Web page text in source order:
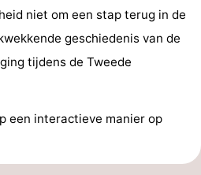
niet om een stap terug in de
geschiedenis van de
tijdens de Tweede
een interactieve manier op